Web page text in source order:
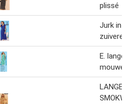
plissé
Jurk in
zuivere
E. lange
LANGE